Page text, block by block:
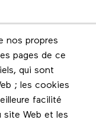
nos propres
pages de ce
qui sont
; les cookies
facilité
site Web et les